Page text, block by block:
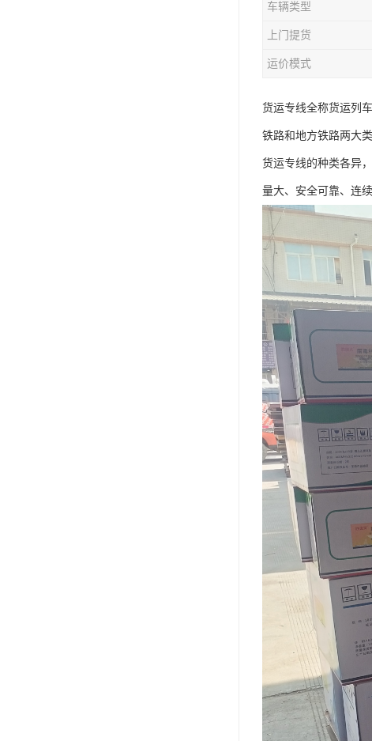
车辆类型
上门提货
运价模式
货运专线全称货运列
铁路和地方铁路两大
货运专线的种类各异
量大、安全可靠、连